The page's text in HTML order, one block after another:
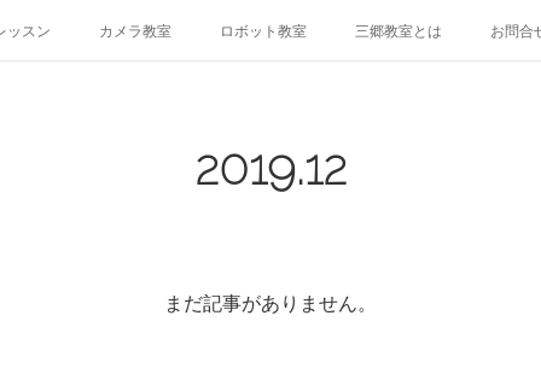
ッスン カメラ教室 ロボット教室 三郷教室とは お問合
2019.12
まだ記事がありません。